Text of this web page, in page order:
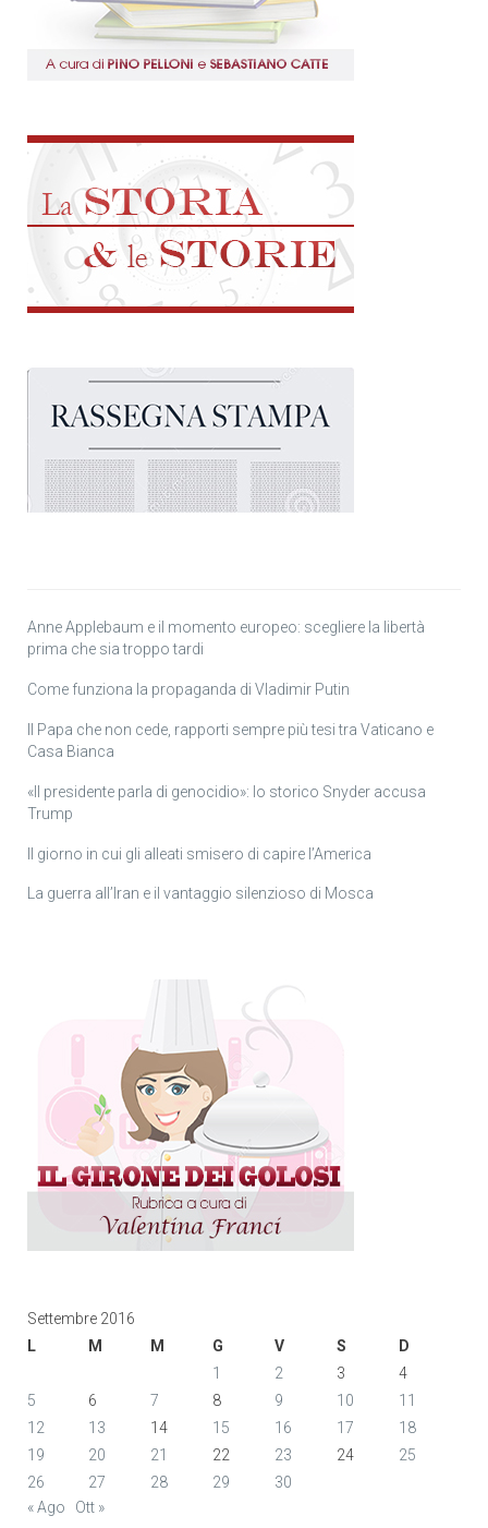
Anne Applebaum e il momento europeo: scegliere la libertà
prima che sia troppo tardi
Come funziona la propaganda di Vladimir Putin
Il Papa che non cede, rapporti sempre più tesi tra Vaticano e
Casa Bianca
«Il presidente parla di genocidio»: lo storico Snyder accusa
Trump
Il giorno in cui gli alleati smisero di capire l’America
La guerra all’Iran e il vantaggio silenzioso di Mosca
Settembre 2016
L
M M G V S
D
1
2 3
4
5
6 7 8 9 10
11
12
13 14 15 16 17
18
19
20 21 22 23 24
25
26
27 28 29
30
« Ago
Ott »